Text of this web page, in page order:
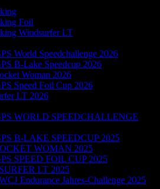
Foil
Windsurfer LT
World Speedchallenge 2026
B-Lake Speedcup 2026
Woman 2026
Speed Foil Cup 2026
LT 2026
WORLD SPEEDCHALLENGE
B-LAKE SPEEDCUP 2025
WOMAN 2025
SPEED FOIL CUP 2025
LT 2025
Endurance Jahres-Challenge 2025